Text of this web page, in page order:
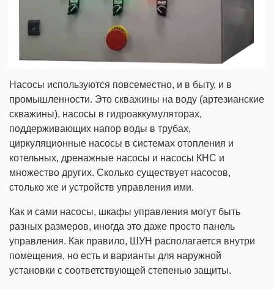
Насосы используются повсеместно, и в быту, и в
промышленности. Это скважины на воду (артезианские
скважины), насосы в гидроаккумуляторах,
поддерживающих напор воды в трубах,
циркуляционные насосы в системах отопления и
котельных, дренажные насосы и насосы КНС и
множество других. Сколько существует насосов,
столько же и устройств управления ими.
Как и сами насосы, шкафы управления могут быть
разных размеров, иногда это даже просто панель
управления. Как правило, ШУН располагается внутри
помещения, но есть и варианты для наружной
установки с соответствующей степенью защиты.